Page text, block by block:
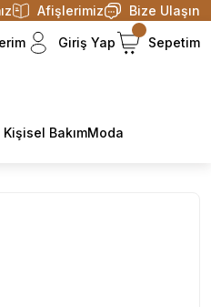
Afişlerimiz Bize Ulaşın
Giriş Yap Sepetim
BakımModa